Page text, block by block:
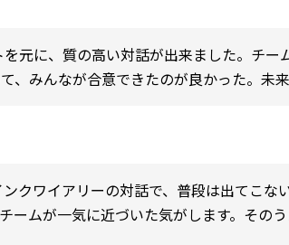
元に、質の高い対話が出来ました。チー
、みんなが合意できたのが良かった。未
クワイアリーの対話で、普段は出てこな
ームが一気に近づいた気がします。その